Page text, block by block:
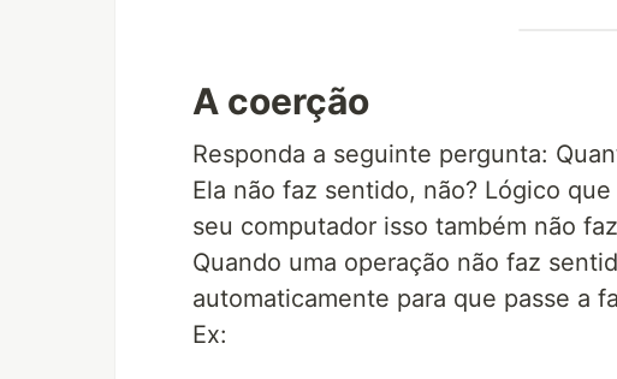
A coerção
Responda a seguinte pergunta:
Ela não faz sentido, não? Lógico
seu computador isso também não
Quando uma operação não faz
automaticamente para que passe a
Ex: